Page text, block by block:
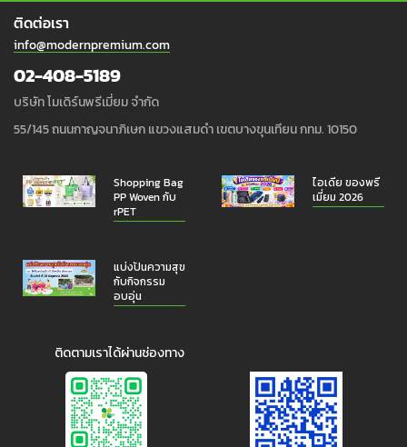
ติดต่อเรา
info@modernpremium.com
02-408-5189
บริษัท โมเดิร์นพรีเมี่ยม จำกัด
55/145 ถนนกาญจนาภิเษก แขวงแสมดำ เขตบางขุนเทียน กทม. 10150
Shopping Bag
PP Woven กับ
rPET
ไอเดีย ของพรี
เมี่ยม 2026
แบ่งปันความสุข
กับกิจกรรม
อบอุ่น
ติดตามเราได้ผ่านช่องทาง